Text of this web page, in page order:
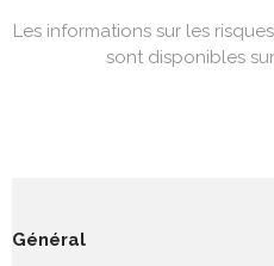
Les informations sur les
sont disponibles
Général